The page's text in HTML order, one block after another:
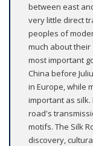
between east
very little direct
peoples of
much about
most important
China before
in Europe, while
important as
road's
motifs. The Silk
discovery,